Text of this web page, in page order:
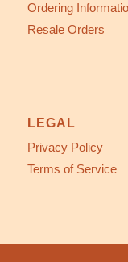
Ordering
Resale Orders
LEGAL
Privacy Policy
Terms of Service